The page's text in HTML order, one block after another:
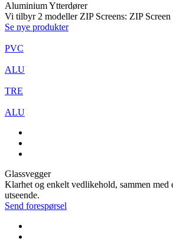
Aluminium Ytterdører
Vi tilbyr 2 modeller ZIP Screens: ZIP
Se nye produkter
PVC
ALU
TRE
ALU
Glassvegger
Klarhet og enkelt vedlikehold, sammen med
utseende.
Send forespørsel